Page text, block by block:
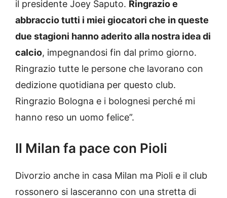
il presidente Joey Saputo. Ringrazio e
abbraccio tutti i miei giocatori che in queste
due stagioni hanno aderito alla nostra idea di
calcio, impegnandosi fin dal primo giorno.
Ringrazio tutte le persone che lavorano con
dedizione quotidiana per questo club.
Ringrazio Bologna e i bolognesi perché mi
hanno reso un uomo felice”.
Il Milan fa pace con Pioli
Divorzio anche in casa Milan ma Pioli e il club
rossonero si lasceranno con una stretta di